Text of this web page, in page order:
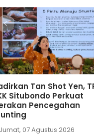
Tan Shot Yen,
Situbondo Perkuat
Pencegahan
Jumat, 07 Agustus 2026